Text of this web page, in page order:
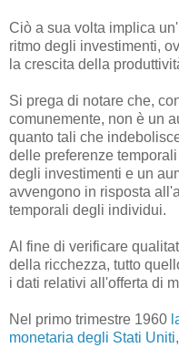
Ciò a sua volta implica
ritmo degli investimenti,
la crescita della
Si prega di notare che,
comunemente, non è un
quanto tali che
delle preferenze
degli investimenti e un
avvengono in risposta
temporali degli individui.
Al fine di verificare
della ricchezza, tutto
i dati relativi all'offerta di
Nel primo trimestre 1960
monetaria degli Stati